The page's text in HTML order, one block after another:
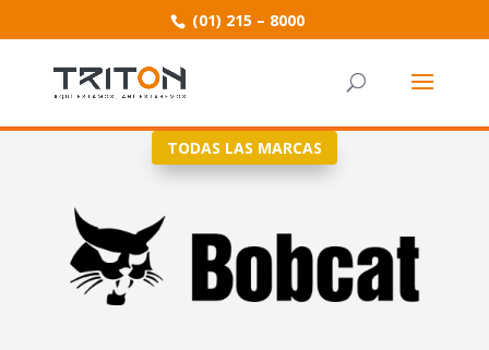
(01) 215 – 8000
TODAS LAS MARCAS